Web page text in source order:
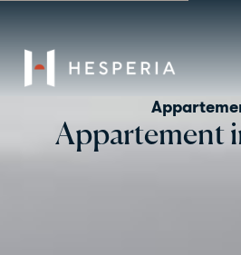
Appartement